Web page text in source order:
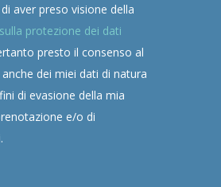
aver preso visione della
protezione dei dati
presto il consenso al
dei miei dati di natura
di evasione della mia
e/o di